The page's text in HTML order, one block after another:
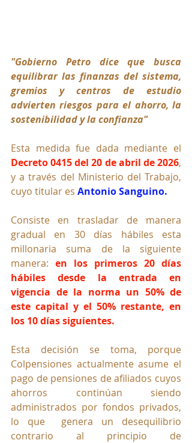
"Gobierno Petro dice que busca
equilibrar las finanzas del sistema,
gremios y centros de estudio
advierten riesgos para el ahorro, la
sostenibilidad y la confianza"
Decreto 0415 del 20 de abril de 2026,
y a través del Ministerio del Trabajo,
cuyo titular es Antonio Sanguino.
Consiste en trasladar de manera
gradual en 30 días hábiles esta
millonaria suma de la siguiente
manera: en los primeros 20 días
hábiles desde la entrada en
vigencia de la norma un 50% de
este capital y el 50% restante, en
los 10 días siguientes.
Colpensiones actualmente asume el
pago de pensiones de afiliados cuyos
ahorros continúan siendo
administrados por fondos privados,
lo que  genera un desequilibrio
contrario al principio de